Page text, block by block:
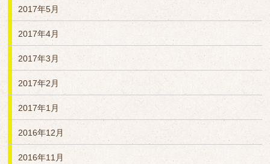
2017年5月
2017年4月
2017年3月
2017年2月
2017年1月
2016年12月
2016年11月